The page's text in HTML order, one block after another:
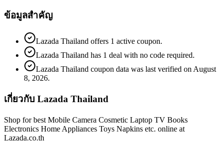
ข้อมูลสำคัญ
Lazada Thailand offers 1 active coupon.
Lazada Thailand has 1 deal with no code required.
Lazada Thailand coupon data was last verified on August
8, 2026.
เกี่ยวกับ Lazada Thailand
Shop for best Mobile Camera Cosmetic Laptop TV Books
Electronics Home Appliances Toys Napkins etc. online at
Lazada.co.th